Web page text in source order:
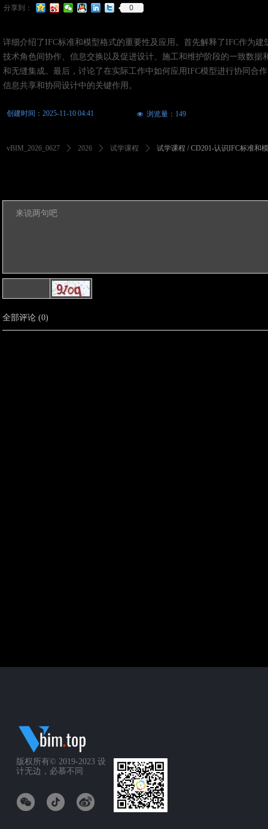
vBIM_2026_0627 ꄲ 2026 ꄲ 试学课程 ꄲ 试学课程 / CD201-认识IFC标准和
详细介绍了IFC标准和模型格式的重要性及应用。首先解释了IFC作为
技术角色间协作、信息交换以及促进设计、施工和维护阶段的一致数
和无缝集成。最后，讨论了在实际工作中如何应用IFC模型进行协同合
信息共享和协同设计中的关键作用。
创建时间： 2025-11-10 04:41 넶 浏览量： 149
分享到： 0
全部评论 (0)
版权所有© 2019-2023 设
计无边，必慕不同